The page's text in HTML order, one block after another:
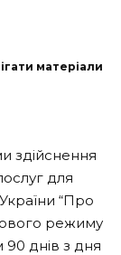
матеріали
здійснення
для
“Про
режиму
90 днів з дня